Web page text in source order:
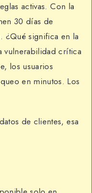
activas. Con la
30 días de
¿Qué significa en la
vulnerabilidad crítica
los usuarios
en minutos. Los
de clientes, esa